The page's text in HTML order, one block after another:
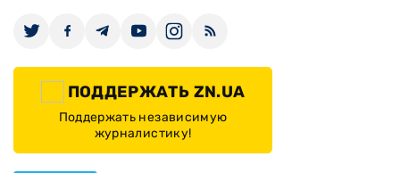
ПОДДЕРЖАТЬ ZN.UA
Поддержать независимую
журналистику!